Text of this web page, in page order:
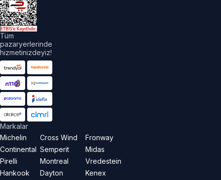
Tüm
pazaryerlerinde
hizmetinizdeyiz!
Markalar
Michelin
Continental
Pirelli
Hankook
Cross Wind
Semperit
Montreal
Dayton
Fronway
Midas
Vredestein
Kenex